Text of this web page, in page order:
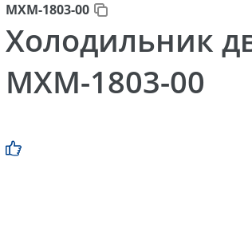
МХМ-1803-00
Холодильник
МХМ-1803-00